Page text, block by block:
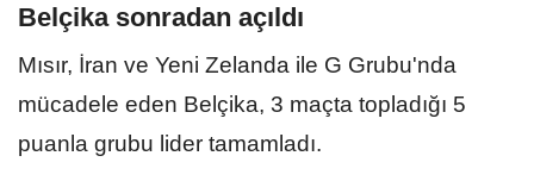
Belçika sonradan açıldı
Mısır, İran ve Yeni Zelanda ile G Grubu'nda
mücadele eden Belçika, 3 maçta topladığı 5
puanla grubu lider tamamladı.